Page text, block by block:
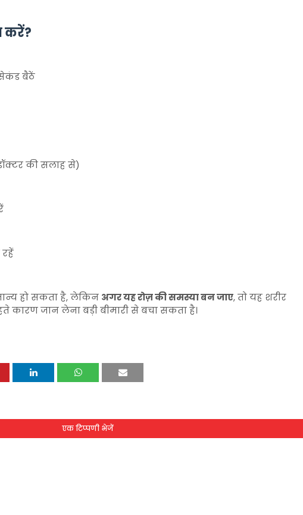
करें?
बैठें
की सलाह से)
हो सकता है, लेकिन अगर यह रोज़ की समस्या बन जाए, तो यह शरीर
कारण जान लेना बड़ी बीमारी से बचा सकता है।
एक टिप्पणी भेजें